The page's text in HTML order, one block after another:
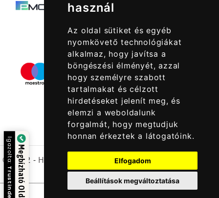
használ
Az oldal sütiket és egyéb
nyomkövető technológiákat
alkalmaz, hogy javítsa a
böngészési élményét, azzal
hogy személyre szabott
tartalmakat és célzott
hirdetéseket jelenít meg, és
elemzi a weboldalunk
forgalmát, hogy megtudjuk
honnan érkeztek a látogatóink.
Elfogadom
Beállítások megváltoztatása
© 2022 - Halcatraz Kft.
Megbízható Oldal
Igazolta:
Trustindex